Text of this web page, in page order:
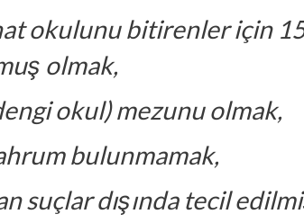
okulunu bitirenler için
olmak,
okul) mezunu olmak,
bulunmamak,
suçlar dışında tecil